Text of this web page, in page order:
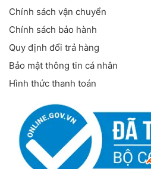
Chính sách vận chuyển
Chính sách bảo hành
Quy định đổi trả hàng
Bảo mật thông tin cá nhân
Hình thức thanh toán